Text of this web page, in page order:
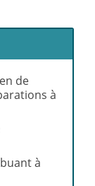
de
à
à